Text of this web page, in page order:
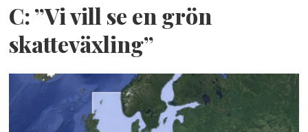
C: ”Vi vill se en grön
skatteväxling”